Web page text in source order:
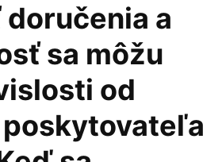
a
sa môžu
od
poskytovateľa